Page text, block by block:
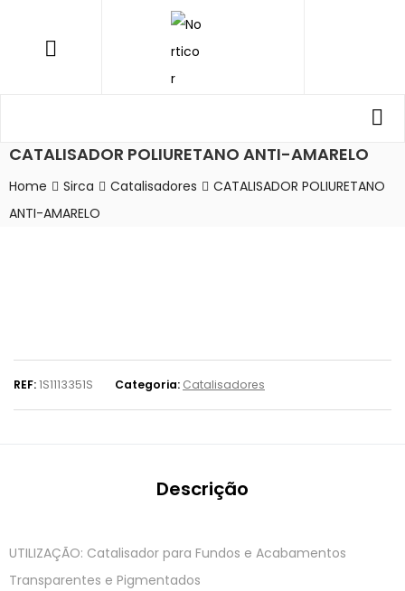
CATALISADOR POLIURETANO ANTI-AMARELO
Home Sirca Catalisadores
CATALISADOR POLIURETANO
ANTI-AMARELO
REF:1S1113351S Categoria: Catalisadores
Descrição
UTILIZAÇÃO: Catalisador para Fundos e Acabamentos
Transparentes e Pigmentados